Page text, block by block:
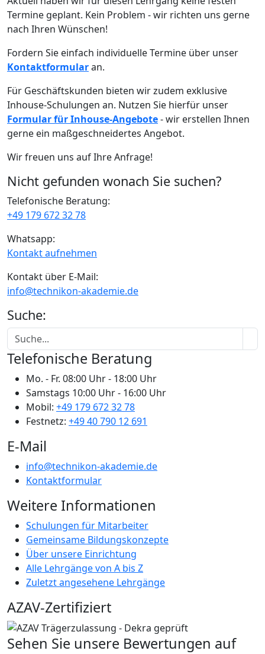
Termine geplant. Kein Problem - wir richten uns gerne
nach Ihren Wünschen!
Fordern Sie einfach individuelle Termine über unser
Kontaktformularan.
Für Geschäftskunden bieten wir zudem exklusive
Inhouse-Schulungen an. Nutzen Sie hierfür unser
Formular für Inhouse-Angebote- wir erstellen Ihnen
gerne ein maßgeschneidertes Angebot.
Wir freuen uns auf Ihre Anfrage!
Nicht gefunden wonach Sie suchen?
Telefonische Beratung:
+49 179 672 32 78
Whatsapp:
Kontakt aufnehmen
Kontakt über E-Mail:
info@technikon-akademie.de
Suche:
Telefonische Beratung
Mo. - Fr. 08:00 Uhr - 18:00 Uhr
Samstags 10:00 Uhr - 16:00 Uhr
Mobil: +49 179 672 32 78
Festnetz: +49 40 790 12 691
E-Mail
info@technikon-akademie.de
Kontaktformular
Weitere Informationen
Schulungen für Mitarbeiter
Gemeinsame Bildungskonzepte
Über unsere Einrichtung
Alle Lehrgänge von A bis Z
Zuletzt angesehene Lehrgänge
AZAV-Zertifiziert
Sehen Sie unsere Bewertungen auf